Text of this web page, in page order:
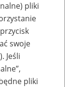
pliki
swoje
Jeśli
pliki